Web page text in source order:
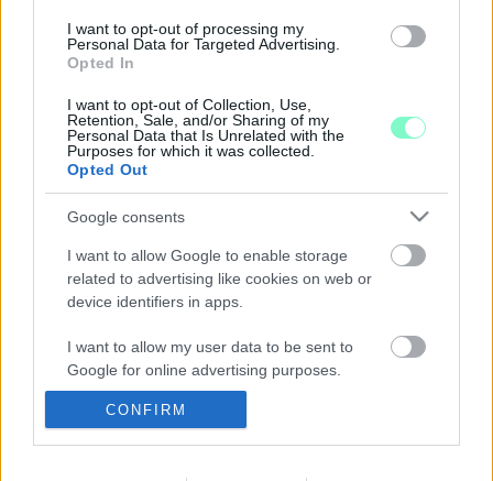
I want to opt-out of processing my
Personal Data for Targeted Advertising.
Opted In
I want to opt-out of Collection, Use,
Retention, Sale, and/or Sharing of my
Personal Data that Is Unrelated with the
Purposes for which it was collected.
Opted Out
Google consents
I want to allow Google to enable storage
related to advertising like cookies on web or
device identifiers in apps.
I want to allow my user data to be sent to
Google for online advertising purposes.
I want to allow Google to send me
CONFIRM
2019. október. 30. 08:55
Úgy árulják a jegyeket, hogy közben az anyaintézmény
vállalkozónak.
BEOSZTOTTJA ÉDESANYJÁNAK
SEGÍTSÉGÉVEL ZOKOGJA TELE A VAS NÉPÉT A
FIDESZES KÁVÉZÓBÉRLŐ
2019. október. 26. 17:09
rájönni, hogy mi az.
MOKA, HAVEROK, FILMES BULI! -
SZOMBATHELYI DIÁK FILMNAPOT RENDEZNEK
2019. szeptember. 29. 17:51
A művészeti középiskola filmes képzése filmkészítő
műhelymunkával és remek szakmai előadásokkal, Ruben Brandt-
vetítéssel és közönségtalálkozóval, valamint majdnem 100
alkotás felvonultató diákfilmes versennyel megspékelt színes